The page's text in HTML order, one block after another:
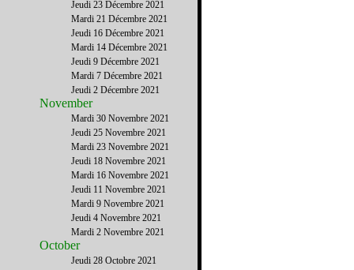
Jeudi 23 Décembre 2021
Mardi 21 Décembre 2021
Jeudi 16 Décembre 2021
Mardi 14 Décembre 2021
Jeudi 9 Décembre 2021
Mardi 7 Décembre 2021
Jeudi 2 Décembre 2021
November
Mardi 30 Novembre 2021
Jeudi 25 Novembre 2021
Mardi 23 Novembre 2021
Jeudi 18 Novembre 2021
Mardi 16 Novembre 2021
Jeudi 11 Novembre 2021
Mardi 9 Novembre 2021
Jeudi 4 Novembre 2021
Mardi 2 Novembre 2021
October
Jeudi 28 Octobre 2021